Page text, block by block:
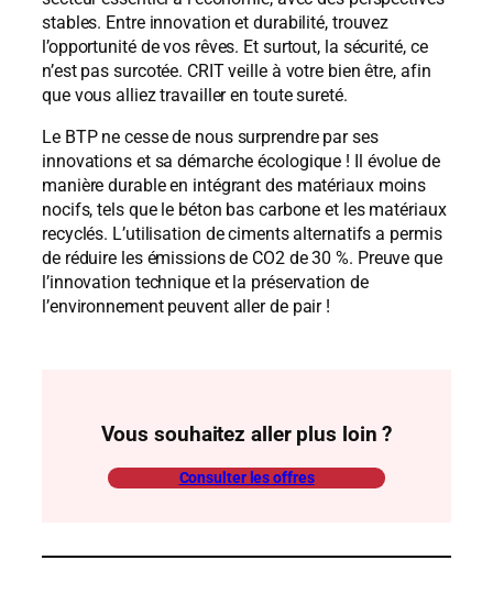
stables. Entre innovation et durabilité, trouvez
l’opportunité de vos rêves. Et surtout, la sécurité, ce
n’est pas surcotée. CRIT veille à votre bien être, afin
que vous alliez travailler en toute sureté.
Le BTP ne cesse de nous surprendre par ses
innovations et sa démarche écologique ! Il évolue de
manière durable en intégrant des matériaux moins
nocifs, tels que le béton bas carbone et les matériaux
recyclés. L’utilisation de ciments alternatifs a permis
de réduire les émissions de CO2 de 30 %. Preuve que
l’innovation technique et la préservation de
l’environnement peuvent aller de pair !
Vous souhaitez aller plus loin ?
Consulter les offres